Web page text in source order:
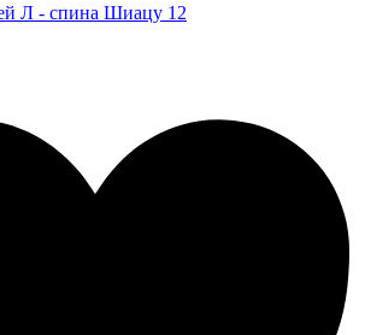
Л - спина Шиацу 12